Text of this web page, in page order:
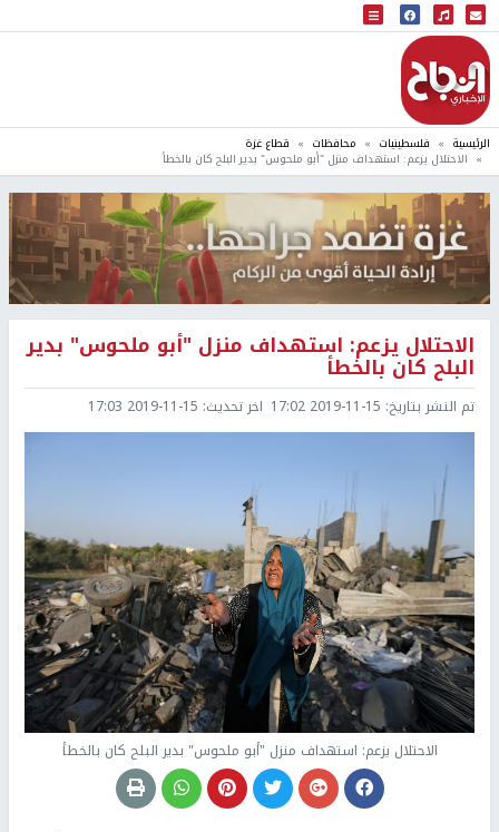
البث المباشر
إذاعة النجاح
الرئيسية فلسطينيات محافظات قطاع غزة
الاحتلال يزعم: استهداف منزل "أبو ملحوس" بدير البلح كان بالخطأ
الاحتلال يزعم: استهداف منزل "أبو ملحوس" بدير
البلح كان بالخطأ
تم النشر بتاريخ: 2019-11-15 17:02 اخر تحديث: 2019-11-15 17:03
الاحتلال يزعم: استهداف منزل "أبو ملحوس" بدير البلح كان بالخطأ